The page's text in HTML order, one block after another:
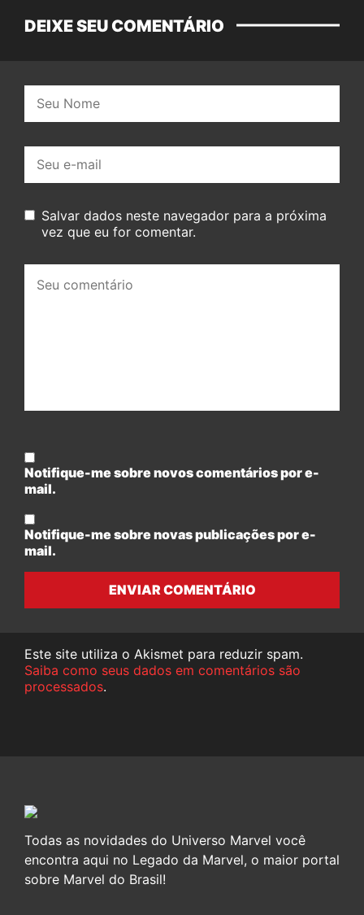
DEIXE SEU COMENTÁRIO
mail:
Salvar dados neste navegador para a próxima
vez que eu for comentar.
comentário:
Notifique-me sobre novos comentários por e-
mail.
Notifique-me sobre novas publicações por e-
mail.
ENVIAR COMENTÁRIO
Este site utiliza o Akismet para reduzir spam.
Saiba como seus dados em comentários são
processados.
Todas as novidades do Universo Marvel você
encontra aqui no Legado da Marvel, o maior portal
sobre Marvel do Brasil!